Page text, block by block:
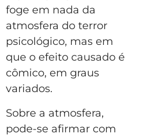
foge em nada da
atmosfera do terror
psicológico, mas em
que o efeito causado é
cômico, em graus
variados.
Sobre a atmosfera,
pode-se afirmar com